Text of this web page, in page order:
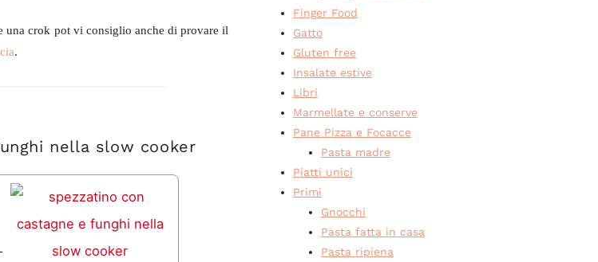
una crok pot vi consiglio anche di provare il
.
nella slow cooker
Finger Food
Gatto
Gluten free
Insalate estive
Libri
Marmellate e conserve
Pane Pizza e Focacce
Pasta madre
Piatti unici
Primi
Gnocchi
Pasta fatta in casa
Pasta ripiena